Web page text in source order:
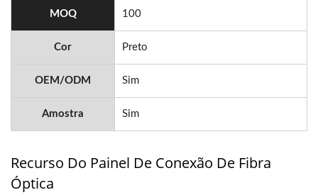
MOQ 100
Cor Preto
OEM/ODM Sim
Amostra Sim
Recurso Do Painel De Conexão De Fibra
Óptica